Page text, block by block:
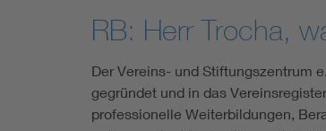
RB: Herr Trocha,
Der Vereins- und Stiftungszentrum
gegründet und in das
professionelle Weiterbildungen,